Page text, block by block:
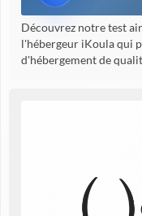
Découvrez notre test
l'hébergeur iKoula qui
d'hébergement de